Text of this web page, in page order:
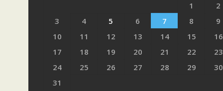
1
2
3
4 5 6 7 8
9
10
11 12 13 14 15
16
17
18 19 20 21 22
23
24
25 26 27 28 29
30
31